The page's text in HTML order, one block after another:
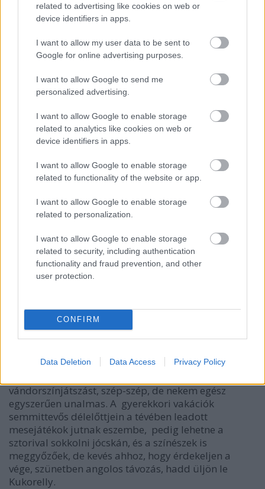
related to advertising like cookies on web or
device identifiers in apps.
I want to allow my user data to be sent to
Google for online advertising purposes.
I want to allow Google to send me
personalized advertising.
I want to allow Google to enable storage
related to analytics like cookies on web or
device identifiers in apps.
I want to allow Google to enable storage
related to functionality of the website or app.
I want to allow Google to enable storage
related to personalization.
I want to allow Google to enable storage
related to security, including authentication
functionality and fraud prevention, and other
user protection.
CONFIRM
Data Deletion Data Access Privacy Policy
sokkoló népmesei horrort és a groteszk rémképeket,
vándorszínjátszást, szép-szép, de nekem egész
egyszerűen unalmas. A gyerekkori vakációk
semmittevős délelőttjein a tévében leadott
mesejátékok jutnak eszembe, pedig lehetne a
sztorival sokkolni jócskán, és a színészek is
meggyőzőek, de kevés ahhoz, hogy érdekeljen a
vége, szünetben angolos távozás, hadd üljön le
Kukorelly.